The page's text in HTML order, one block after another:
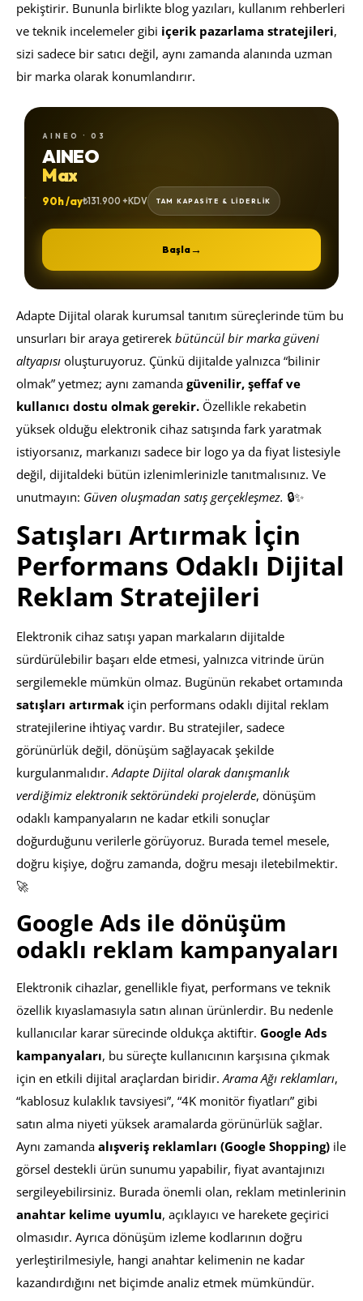
pekiştirir. Bununla birlikte blog yazıları, kullanım rehberleri
ve teknik incelemeler gibi içerik pazarlama stratejileri,
sizi sadece bir satıcı değil, aynı zamanda alanında uzman
bir marka olarak konumlandırır.
AINEO · 03
AINEO
Max
90h /ay₺131.900 +KDV TAM KAPASİTE & LİDERLİK
Başla→
Adapte Dijital olarak kurumsal tanıtım süreçlerinde tüm bu
unsurları bir araya getirerek bütüncül bir marka güveni
altyapısı oluşturuyoruz. Çünkü dijitalde yalnızca “bilinir
olmak” yetmez; aynı zamanda güvenilir, şeffaf ve
kullanıcı dostu olmak gerekir. Özellikle rekabetin
yüksek olduğu elektronik cihaz satışında fark yaratmak
istiyorsanız, markanızı sadece bir logo ya da fiyat listesiyle
değil, dijitaldeki bütün izlenimlerinizle tanıtmalısınız. Ve
unutmayın: Güven oluşmadan satış gerçekleşmez. 🔒✨
Satışları Artırmak İçin
Performans Odaklı Dijital
Reklam Stratejileri
Elektronik cihaz satışı yapan markaların dijitalde
sürdürülebilir başarı elde etmesi, yalnızca vitrinde ürün
sergilemekle mümkün olmaz. Bugünün rekabet ortamında
satışları artırmak için performans odaklı dijital reklam
stratejilerine ihtiyaç vardır. Bu stratejiler, sadece
görünürlük değil, dönüşüm sağlayacak şekilde
kurgulanmalıdır.Adapte Dijital olarak danışmanlık
verdiğimiz elektronik sektöründeki projelerde, dönüşüm
odaklı kampanyaların ne kadar etkili sonuçlar
doğurduğunu verilerle görüyoruz. Burada temel mesele,
doğru kişiye, doğru zamanda, doğru mesajı iletebilmektir.
🚀
Google Ads ile dönüşüm
odaklı reklam kampanyaları
Elektronik cihazlar, genellikle fiyat, performans ve teknik
özellik kıyaslamasıyla satın alınan ürünlerdir. Bu nedenle
kullanıcılar karar sürecinde oldukça aktiftir. Google Ads
kampanyaları, bu süreçte kullanıcının karşısına çıkmak
için en etkili dijital araçlardan biridir. Arama Ağı reklamları,
“kablosuz kulaklık tavsiyesi”, “4K monitör fiyatları” gibi
satın alma niyeti yüksek aramalarda görünürlük sağlar.
Aynı zamanda alışveriş reklamları (Google Shopping) ile
görsel destekli ürün sunumu yapabilir, fiyat avantajınızı
sergileyebilirsiniz. Burada önemli olan, reklam metinlerinin
anahtar kelime uyumlu, açıklayıcı ve harekete geçirici
olmasıdır. Ayrıca dönüşüm izleme kodlarının doğru
yerleştirilmesiyle, hangi anahtar kelimenin ne kadar
kazandırdığını net biçimde analiz etmek mümkündür.